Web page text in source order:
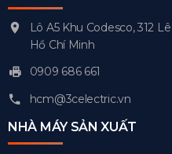
Lô A5 Khu Codesco, 312
Hồ Chí Minh
0909 686 661
hcm@3celectric.vn
NHÀ MÁY SẢN XUẤT